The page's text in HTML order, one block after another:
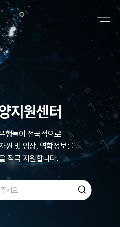
질병기반
네트워크
모로 600,000명 이상의
병기반 인체자원을
하고 있습니다.
지원센터
행들이 전국적으로
원 및 임상, 역학정보를
적극 지원합니다.